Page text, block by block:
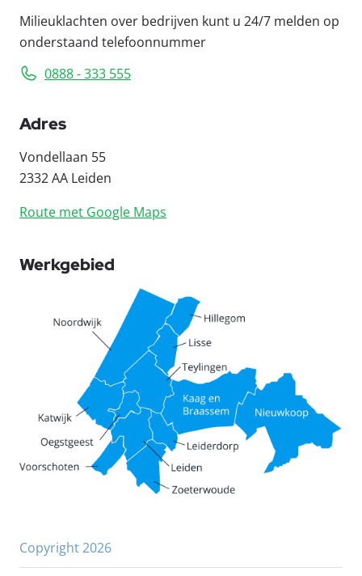
Milieuklachten over bedrijven kunt u 24/7 melden op
onderstaand telefoonnummer
0888 - 333 555
Adres
Vondellaan 55
2332 AA Leiden
Route met Google Maps
Werkgebied
Copyright 2026